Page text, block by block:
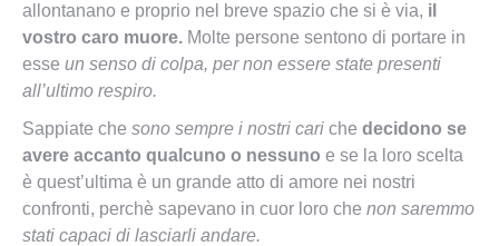
allontanano e proprio nel breve spazio che si è via, il
vostro caro muore. Molte persone sentono di portare in
esse un senso di colpa, per non essere state presenti
all’ultimo respiro.
Sappiate che sono sempre i nostri cari che decidono se
avere accanto qualcuno o nessuno e se la loro scelta
è quest’ultima è un grande atto di amore nei nostri
confronti, perchè sapevano in cuor loro che non saremmo
stati capaci di lasciarli andare.